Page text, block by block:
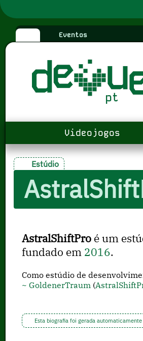
Eventos
Videojogos
Estúdio
AstralShiftPro é um
fundado em 2016.
Como estúdio de
~ GoldenerTraum (
Esta biografia foi gerada automaticamente